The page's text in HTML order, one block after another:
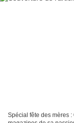
Spécial fête des mères